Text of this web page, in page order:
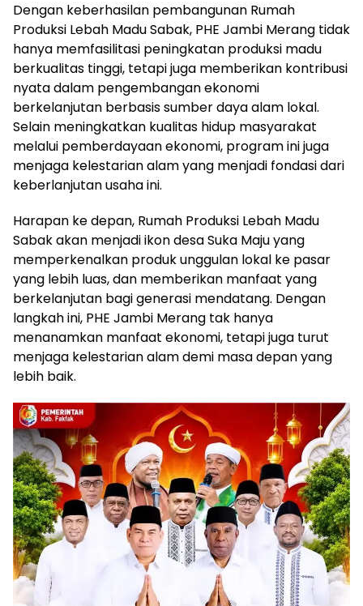
Dengan keberhasilan pembangunan Rumah
Produksi Lebah Madu Sabak, PHE Jambi Merang tidak
hanya memfasilitasi peningkatan produksi madu
berkualitas tinggi, tetapi juga memberikan kontribusi
nyata dalam pengembangan ekonomi
berkelanjutan berbasis sumber daya alam lokal.
Selain meningkatkan kualitas hidup masyarakat
melalui pemberdayaan ekonomi, program ini juga
menjaga kelestarian alam yang menjadi fondasi dari
keberlanjutan usaha ini.
Harapan ke depan, Rumah Produksi Lebah Madu
Sabak akan menjadi ikon desa Suka Maju yang
memperkenalkan produk unggulan lokal ke pasar
yang lebih luas, dan memberikan manfaat yang
berkelanjutan bagi generasi mendatang. Dengan
langkah ini, PHE Jambi Merang tak hanya
menanamkan manfaat ekonomi, tetapi juga turut
menjaga kelestarian alam demi masa depan yang
lebih baik.